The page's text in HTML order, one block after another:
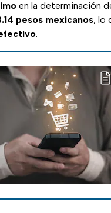
en la determinación
pesos mexicanos, lo
.